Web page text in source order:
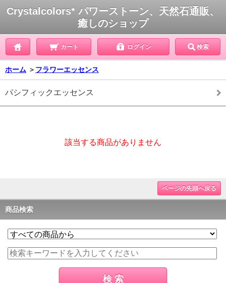
Crystalcolors* パワーストーン、天然石通販、
癒しのショップ
カート ログイン 検索
ホーム ＞ フラワーエッセンス
パシフィックエッセンス
該当する商品がありません
ページの先頭へ戻る
商品検索